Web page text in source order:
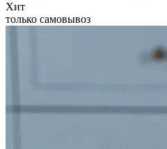
Хит
только самовывоз